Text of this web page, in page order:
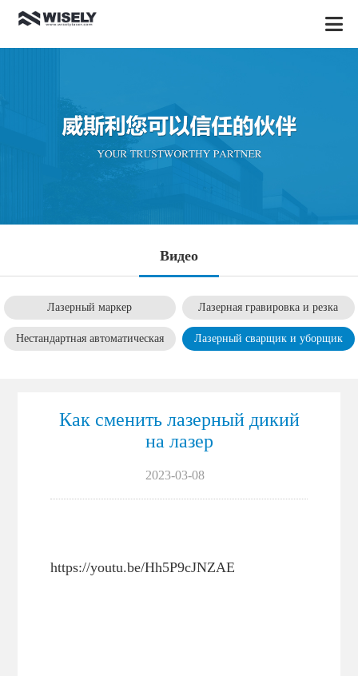
Видео
Лазерный маркер Лазерная гравировка и резка
Нестандартная автоматическая
Лазерный сварщик и уборщик
Как сменить лазерный дикий
на лазер
2023-03-08
https://youtu.be/Hh5P9cJNZAE